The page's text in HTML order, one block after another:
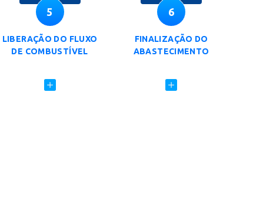
5
LIBERAÇÃO DO FLUXO
DE COMBUSTÍVEL
6
FINALIZAÇÃO DO
ABASTECIMENTO